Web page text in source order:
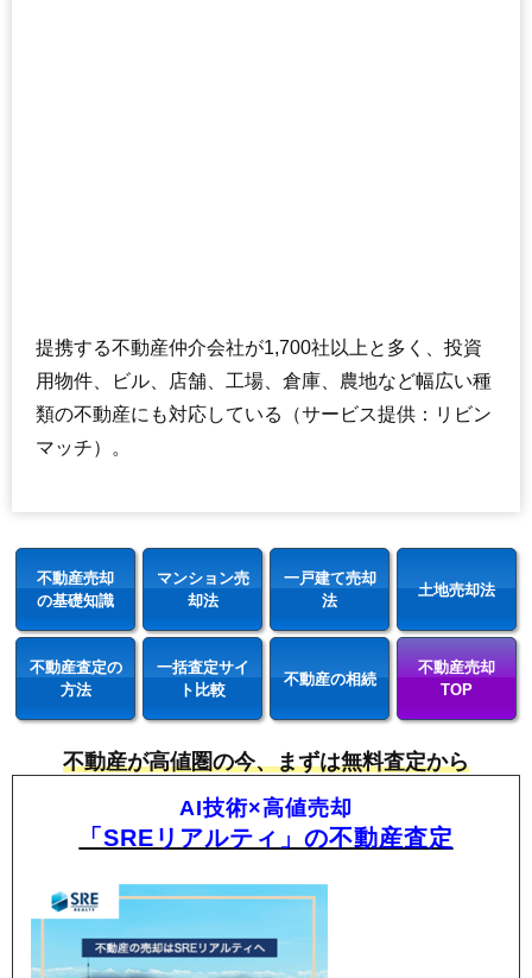
提携する不動産仲介会社が1,700社以上と多く、投資
用物件、ビル、店舗、工場、倉庫、農地など幅広い種
類の不動産にも対応している（サービス提供：リビン
マッチ）。
不動産売却
の基礎知識
マンション売
却法
一戸建て売却
法
土地売却法
不動産査定の
方法
一括査定サイ
ト比較
不動産の相続
不動産売却
TOP
不動産が高値圏の今、まずは無料査定から
AI技術×高値売却
「SREリアルティ」の不動産査定